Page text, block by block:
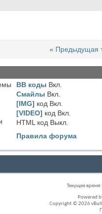
« Предыдущая
BB коды Вкл.
Смайлы Вкл.
[IMG] код Вкл.
[VIDEO] код Вкл.
HTML код Выкл.
Правила форума
Текущее время:
Powered
Copyright © 2026